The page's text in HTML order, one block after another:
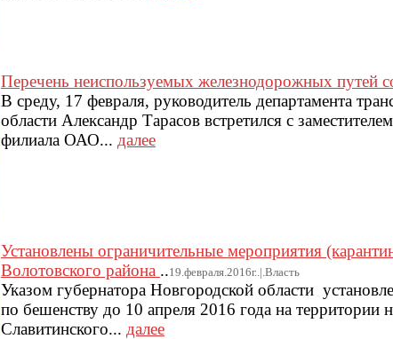
Перечень неиспользуемых железнодорожных путей
В среду, 17 февраля, руководитель департамента
области Александр Тарасов встретился с
филиала ОАО... далее
Установлены ограничительные мероприятия
Волотовского района ..19.февраля.2016г..|.Власть
Указом губернатора Новгородской области
по бешенству до 10 апреля 2016 года на территории
Славитинского... далее